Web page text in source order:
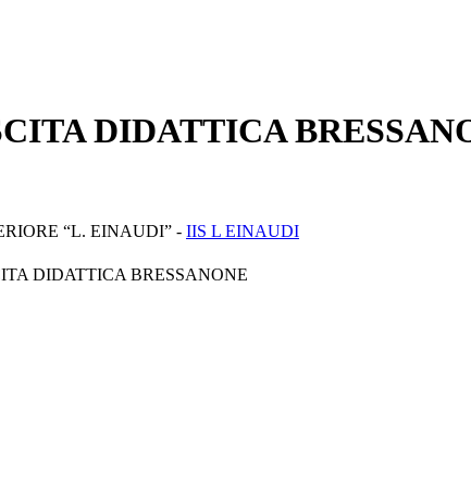
DIDATTICA
“L. EINAUDI” - IIS L EINAUDI
DIDATTICA BRESSANONE